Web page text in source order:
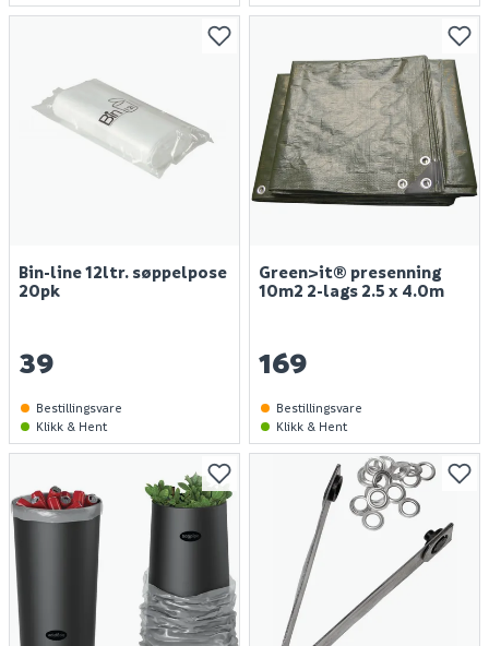
Bin-line 12ltr. søppelpose
20pk
39
Bestillingsvare
Klikk & Hent
Green>it® presenning
10m2 2-lags 2.5 x 4.0m
169
Bestillingsvare
Klikk & Hent